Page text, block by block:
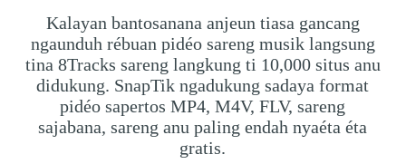
Kalayan bantosanana anjeun tiasa gancang
ngaunduh rébuan pidéo sareng musik langsung
tina 8Tracks sareng langkung ti 10,000 situs anu
didukung. SnapTik ngadukung sadaya format
pidéo sapertos MP4, M4V, FLV, sareng
sajabana, sareng anu paling endah nyaéta éta
gratis.